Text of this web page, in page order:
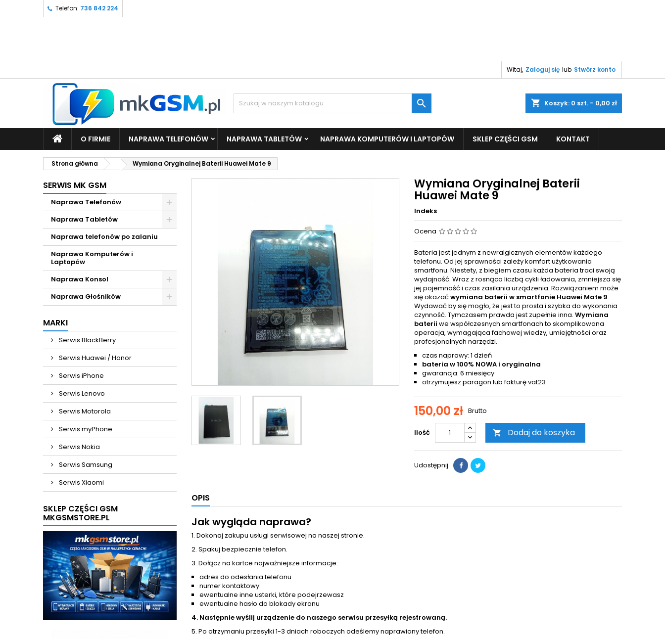
Telefon: 736 842 224
Witaj, Zaloguj się lub Stwórz konto
shopping_cart Koszyk: 0 szt. - 0,00 zł

O FIRMIE NAPRAWA TELEFONÓW NAPRAWA TABLETÓW NAPRAWA KOMPUTERÓW I LAPTOPÓW SKLEP CZĘŚCI GSM KONTAKT
Strona główna Wymiana Oryginalnej Baterii Huawei Mate 9
SERWIS MK GSM
Naprawa Telefonów
Naprawa Tabletów
Naprawa telefonów po zalaniu
Naprawa Komputerów i
Laptopów
Naprawa Konsol
Naprawa Głośników
MARKI
Serwis BlackBerry
Serwis Huawei / Honor
Serwis iPhone
Serwis Lenovo
Serwis Motorola
Serwis myPhone
Serwis Nokia
Serwis Samsung
Serwis Xiaomi
SKLEP CZĘŚCI GSM
MKGSMSTORE.PL
Wymiana Oryginalnej Baterii
Huawei Mate 9
Indeks
Ocena
Bateria jest jednym z newralgicznych elementów każdego
telefonu. Od jej sprawności zależy komfort użytkowania
smartfonu. Niestety, z biegiem czasu każda bateria traci swoją
wydajność. Wraz z rosnąca liczbą cykli ładowania, zmniejsza się
jej pojemność i czas zasilania urządzenia. Rozwiązaniem może
się okazać wymiana baterii w smartfonie Huawei Mate 9.
Wydawać by się mogło, że jest to prosta i szybka do wykonania
czynność. Tymczasem prawda jest zupełnie inna. Wymiana
baterii we współczesnych smartfonach to skomplikowana
operacja, wymagająca fachowej wiedzy, umiejętności oraz
profesjonalnych narzędzi.
czas naprawy: 1 dzień
bateria w 100% NOWA i oryginalna
gwarancja: 6 miesięcy
otrzymujesz paragon lub fakturę vat23
150,00 zł Brutto
Ilość  Dodaj do koszyka
Udostępnij
OPIS
Jak wygląda naprawa?
1. Dokonaj zakupu usługi serwisowej na naszej stronie.
2. Spakuj bezpiecznie telefon.
3. Dołącz na kartce najważniejsze informacje:
adres do odesłania telefonu
numer kontaktowy
ewentualne inne usterki, które podejrzewasz
ewentualne hasło do blokady ekranu
4. Następnie wyślij urządzenie do naszego serwisu przesyłką rejestrowaną.
5. Po otrzymaniu przesyłki 1-3 dniach roboczych odeślemy naprawiony telefon.